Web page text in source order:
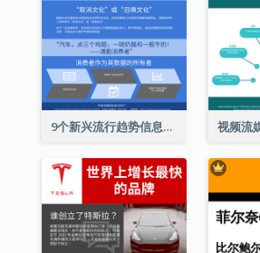
9个新兴流行趋势信息图表